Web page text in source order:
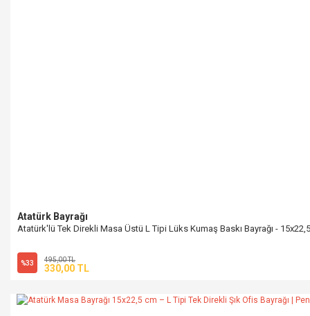
Atatürk Bayrağı
Atatürk'lü Tek Direkli Masa Üstü L Tipi Lüks Kumaş Baskı Bayrağı -
%33 495,00 TL
330,00 TL